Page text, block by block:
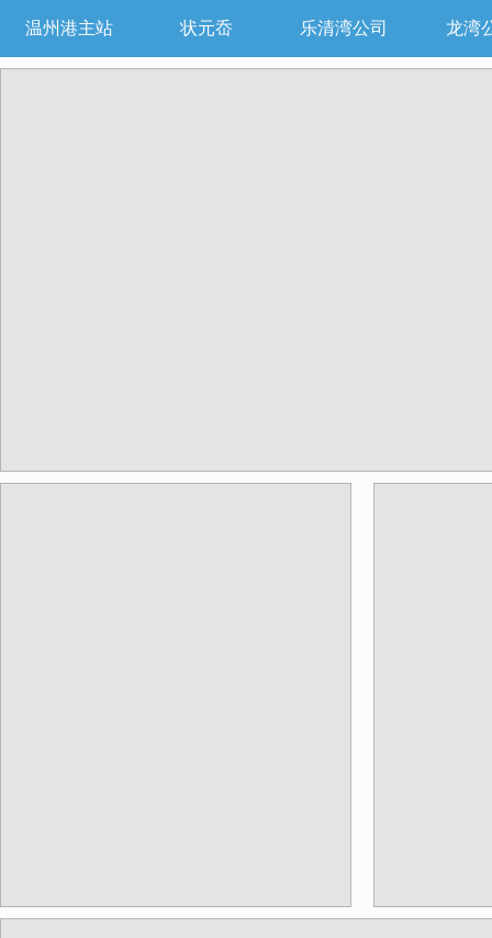
温州港主站 状元岙 乐清湾公司 龙湾